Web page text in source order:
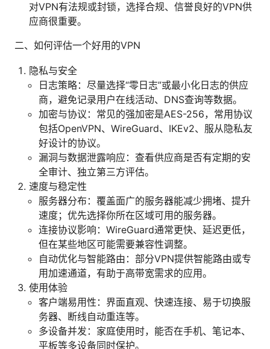
对VPN有法规或封锁，选择合规、信誉良好的VPN供
应商很重要。
二、如何评估一个好用的VPN
隐私与安全
日志策略：尽量选择“零日志”或最小化日志的供应
商，避免记录用户在线活动、DNS查询等数据。
加密与协议：常见的强加密是AES-256，常用协议
包括OpenVPN、WireGuard、IKEv2、服从隐私友
好设计的协议。
漏洞与数据泄露响应：查看供应商是否有定期的安
全审计、独立第三方评估。
速度与稳定性
服务器分布：覆盖面广的服务器能减少拥堵、提升
速度；优先选择你所在区域可用的服务器。
连接协议影响：WireGuard通常更快、延迟更低，
但在某些地区可能需要兼容性调整。
自动优化与智能路由：部分VPN提供智能路由或专
用加速通道，有助于高带宽需求的应用。
使用体验
客户端易用性：界面直观、快速连接、易于切换服
务器、断线自动重连等。
多设备并发：家庭使用时，能否在手机、笔记本、
平板等多设备同时保护。